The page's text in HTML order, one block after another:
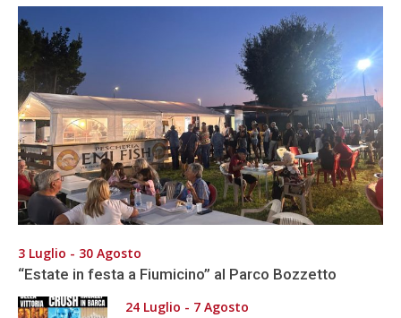
3 Luglio - 30 Agosto
“Estate in festa a Fiumicino” al Parco Bozzetto
24 Luglio - 7 Agosto